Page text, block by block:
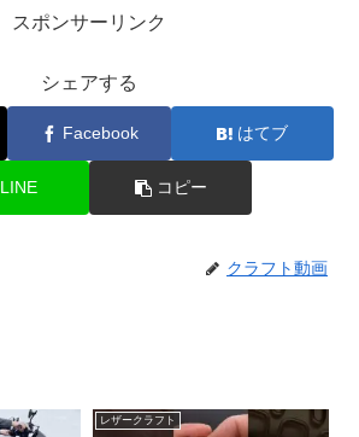
スポンサーリンク
シェアする
Facebook はてブ
LINE コピー
クラフト動画
レザークラフト